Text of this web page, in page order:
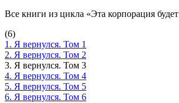
Все книги из цикла «Эта корпорация
(6)
1. Я вернулся. Том 1
2. Я вернулся. Том 2
3. Я вернулся. Том 3
4. Я вернулся. Том 4
5. Я вернулся. Том 5
6. Я вернулся. Том 6